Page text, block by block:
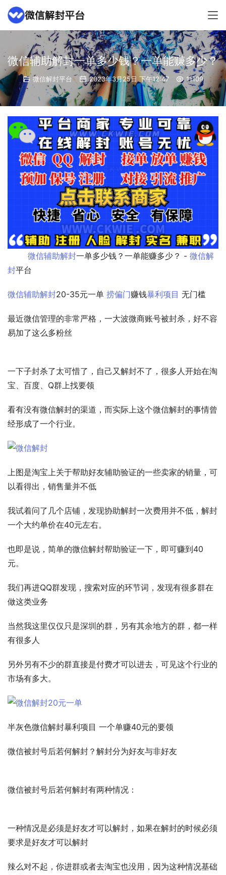
微信辅助解封一单多少钱？一单能赚多少？
微信解封平台 2023年3月25日 下午12:47 11109
微信辅助解封一单多少钱？一单能赚多少？ - 微信解
封平台
微信辅助解封20-35元一单 捞偏门赚钱暴利项目 无门槛
最近微信管理的非常严格，一大波微商账号被封杀，好不容
易加了这么多粉丝
一下子封杀了太可惜了，自己又解封不了，很多人开始在淘
宝、百度、Q群上找要领
看有没有微信解封的渠道，而实际上这个微信解封的事情曾
经形成了一个行业。
上图是淘宝上关于帮助好友辅助验证的一些卖家的销量，可
以看得出，销售量并不低
我试着问了几个店铺，发现协助解封一次费用并不低，解封
一个大约单价在40元左右。
也即是说，简单的微信解封帮助验证一下，即可赚到40
元。
我们再进QQ群发现，搜索对应的环节词，发现有很多群在
做这类业务
当然我这里仅仅只是深圳的群，另有其余地方的群，都一样
有很多人
另外另有不少的群直接是付费才可以进去，可见这个行业的
市场有多大。
半灰色微信解封暴利项目 一个单赚40元的要领
微信被封号后若何解封？解封分为好友与非好友
微信被封号后若何解封有两种情况：
一种情况是必须是好友才可以解封，如果在解封的时候必须
要求是好友才可以解封
辣么对不起，你进群或者去淘宝也没用，因为这种情况基础